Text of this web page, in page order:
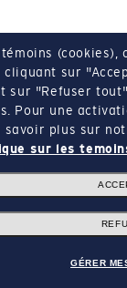
(cookies),
cliquant sur
sur "Refuser
Pour une
savoir plus sur
sur les
GÉRER